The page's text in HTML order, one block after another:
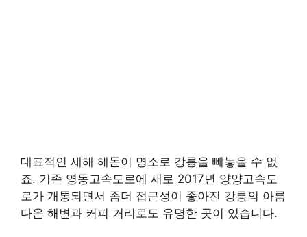
대표적인 새해 해돋이 명소로 강릉을 빼놓을 수 없
죠. 기존 영동고속도로에 새로 2017년 양양고속도
로가 개통되면서 좀더 접근성이 좋아진 강릉의 아름
다운 해변과 커피 거리로도 유명한 곳이 있습니다.